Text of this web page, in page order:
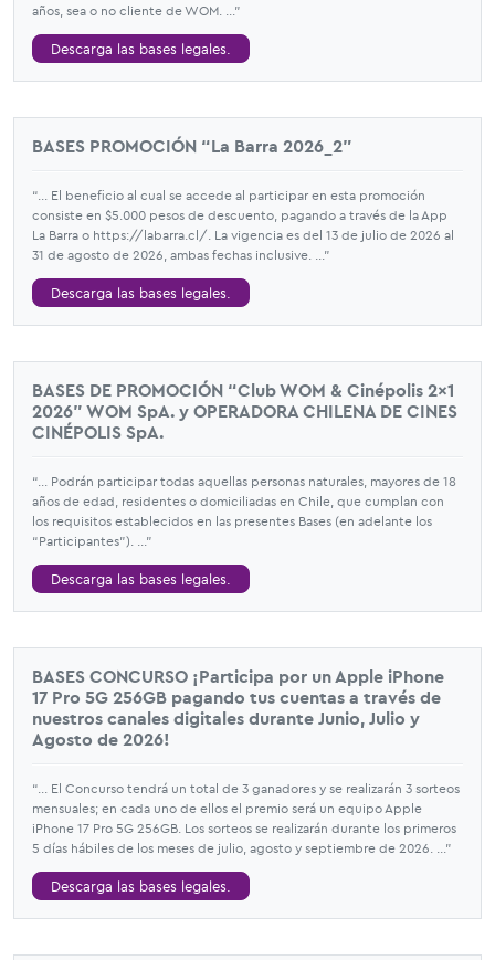
años, sea o no cliente de WOM. ...”
Descarga las bases legales.
BASES PROMOCIÓN “La Barra 2026_2”
“... El beneficio al cual se accede al participar en esta promoción
consiste en $5.000 pesos de descuento, pagando a través de la App
La Barra o https://labarra.cl/. La vigencia es del 13 de julio de 2026 al
31 de agosto de 2026, ambas fechas inclusive. ...”
Descarga las bases legales.
BASES DE PROMOCIÓN “Club WOM & Cinépolis 2x1
2026" WOM SpA. y OPERADORA CHILENA DE CINES
CINÉPOLIS SpA.
“... Podrán participar todas aquellas personas naturales, mayores de 18
años de edad, residentes o domiciliadas en Chile, que cumplan con
los requisitos establecidos en las presentes Bases (en adelante los
“Participantes”). ...”
Descarga las bases legales.
BASES CONCURSO ¡Participa por un Apple iPhone
17 Pro 5G 256GB pagando tus cuentas a través de
nuestros canales digitales durante Junio, Julio y
Agosto de 2026!
“... El Concurso tendrá un total de 3 ganadores y se realizarán 3 sorteos
mensuales; en cada uno de ellos el premio será un equipo Apple
iPhone 17 Pro 5G 256GB. Los sorteos se realizarán durante los primeros
5 días hábiles de los meses de julio, agosto y septiembre de 2026. ...”
Descarga las bases legales.